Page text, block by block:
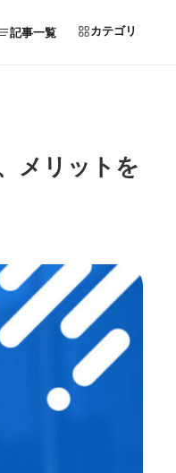
記事一覧 カテゴリ
メリットを